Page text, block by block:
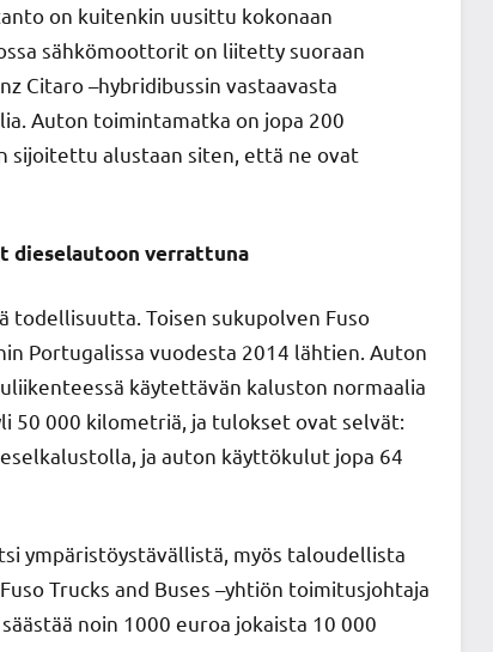
on kuitenkin uusittu kokonaan
sähkömoottorit on liitetty suoraan
Citaro –hybridibussin vastaavasta
Auton toimintamatka on jopa 200
sijoitettu alustaan siten, että ne ovat
dieselautoon verrattuna
todellisuutta. Toisen sukupolven Fuso
Portugalissa vuodesta 2014 lähtien. Auton
käytettävän kaluston normaalia
50 000 kilometriä, ja tulokset ovat selvät:
ja auton käyttökulut jopa 64
ympäristöystävällistä, myös taloudellista
Trucks and Buses –yhtiön toimitusjohtaja
noin 1000 euroa jokaista 10 000